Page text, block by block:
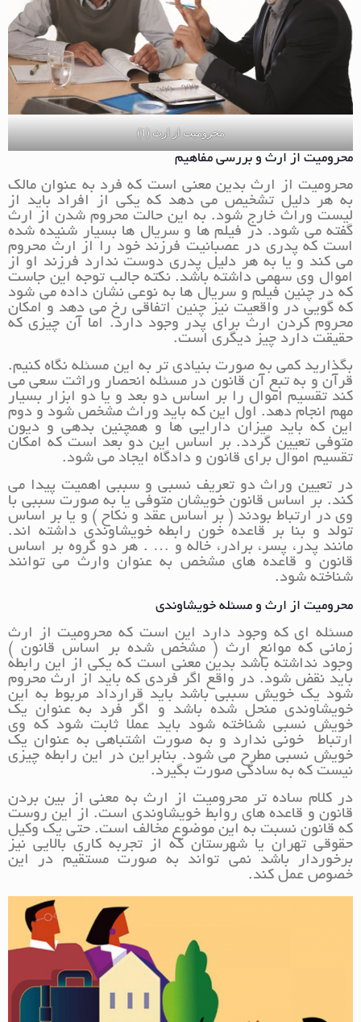
محرومیت از ارث (1)
محرومیت از ارث و بررسی مفاهیم
محرومیت از ارث بدین معنی است که فرد به عنوان مالک
به هر دلیل تشخیص می دهد که یکی از افراد باید از
لیست وراث خارج شود. به این حالت محروم شدن از ارث
گفته می شود. در فیلم ها و سریال ها بسیار شنیده شده
است که پدری در عصبانیت فرزند خود را از ارث محروم
می کند و یا به هر دلیل پدری دوست ندارد فرزند او از
اموال وی سهمی داشته باشد. نکته جالب توجه این جاست
که در چنین فیلم و سریال ها به نوعی نشان داده می شود
که گویی در واقعیت نیز چنین اتفاقی رخ می دهد و امکان
محروم کردن ارث برای پدر وجود دارد. اما آن چیزی که
حقیقت دارد چیز دیگری است.
بگذارید کمی به صورت بنیادی تر به این مسئله نگاه کنیم.
قرآن و به تبع آن قانون در مسئله انحصار وراثت سعی می
کند تقسیم اموال را بر اساس دو بعد و یا دو ابزار بسیار
مهم انجام دهد. اول این که باید وراث مشخص شود و دوم
این که باید میزان دارایی ها و همچنین بدهی و دیون
متوفی تعیین گردد. بر اساس این دو بعد است که امکان
تقسیم اموال برای قانون و دادگاه ایجاد می شود.
در تعیین وراث دو تعریف نسبی و سببی اهمیت پیدا می
کند. بر اساس قانون خویشان متوفی یا به صورت سببی با
وی در ارتباط بودند ( بر اساس عقد و نکاح ) و یا بر اساس
تولد و بنا بر قاعده خون رابطه خویشاوندی داشته اند.
مانند پدر، پسر، برادر، خاله و … . هر دو گروه بر اساس
قانون و قاعده های مشخص به عنوان وارث می توانند
شناخته شود.
محرومیت از ارث و مسئله خویشاوندی
مسئله ای که وجود دارد این است که محرومیت از ارث
زمانی که موانع ارث ( مشخص شده بر اساس قانون )
وجود نداشته باشد بدین معنی است که یکی از این رابطه
باید نقض شود. در واقع اگر فردی که باید از ارث محروم
شود یک خویش سببی باشد باید قرارداد مربوط به این
خویشاوندی منحل شده باشد و اگر فرد به عنوان یک
خویش نسبی شناخته شود باید عملا ثابت شود که وی
ارتباط خونی ندارد و به صورت اشتباهی به عنوان یک
خویش نسبی مطرح می شود. بنابراین در این رابطه چیزی
نیست که به سادگی صورت بگیرد.
در کلام ساده تر محرومیت از ارث به معنی از بین بردن
قانون و قاعده های روابط خویشاوندی است. از این روست
که قانون نسبت به این موضوع مخالف است. حتی یک وکیل
حقوقی تهران یا شهرستان که از تجربه کاری بالایی نیز
برخوردار باشد نمی تواند به صورت مستقیم در این
خصوص عمل کند.